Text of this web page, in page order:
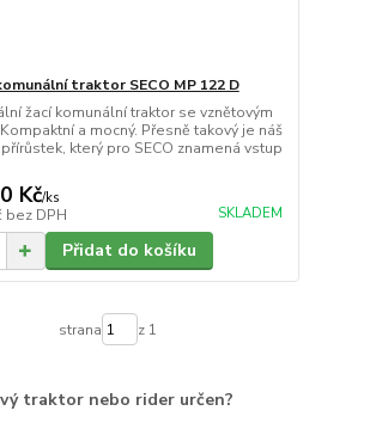
traktor SECO MP 122 D
žací komunální traktor se vznětovým
a mocný. Přesně takový je náš
který pro SECO znamená vstup
Kč/ks
bez DPH SKLADEM
Přidat do košíku
strana z 1
traktor nebo rider určen?